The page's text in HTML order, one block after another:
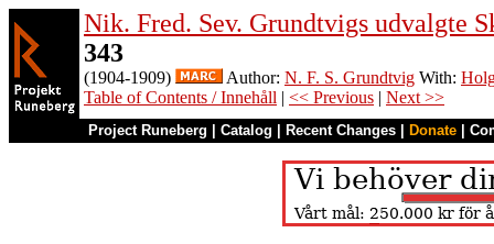
Nik. Fred. Sev. Grundtvigs udvalgte
343
(1904-1909) Author: N. F. S. Grundtvig With:
Table of Contents / Innehåll | << Previous | Next >>
Project Runeberg Catalog Recent Changes Donate